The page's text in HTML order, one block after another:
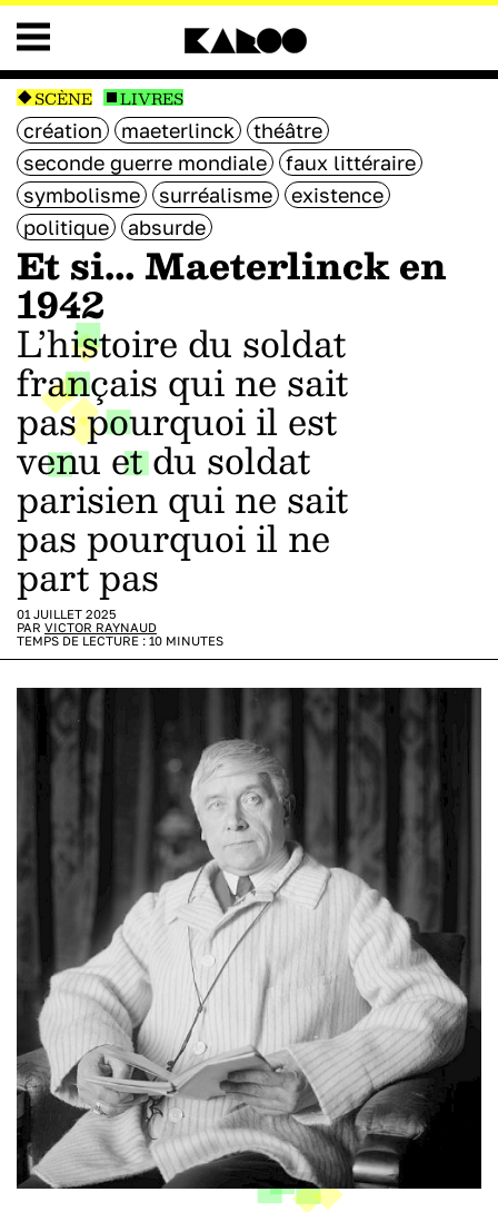
SCÈNE LIVRES
création maeterlinck
théâtre
seconde guerre mondiale
faux littéraire
symbolisme
surréalisme
existence
politique
absurde
Et si… Maeterlinck en
1942
L’histoire du soldat
français qui ne sait
pas pourquoi il est
venu et du soldat
parisien qui ne sait
pas pourquoi il ne
part pas
01 JUILLET 2025
PAR VICTOR RAYNAUD
TEMPS DE LECTURE : 10 MINUTES